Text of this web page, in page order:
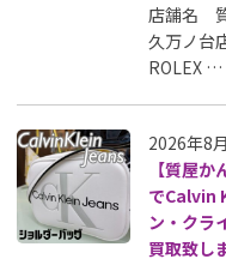
店舗名
久万ノ台
ROLEX …
2026年8
【質屋か
でCalvin
ン・クラ
買取致し